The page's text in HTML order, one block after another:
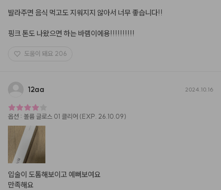
발라주면 음식 먹고도 지워지지 않아서 너무 좋습니다!!
핑크 톤도 나왔으면 하는 바램이에용!!!!!!!!!!
도움이 돼요 206
12aa 2024.10.16
옵션 : 볼륨 글로스 01 클리어 (EXP. 26.10.09)
입술이 도톰해보이고 예뻐보여요
만족해요